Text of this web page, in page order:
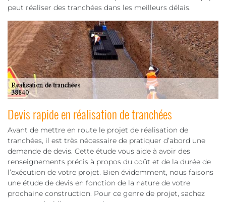
peut réaliser des tranchées dans les meilleurs délais.
Devis rapide en réalisation de tranchées
Avant de mettre en route le projet de réalisation de
tranchées, il est très nécessaire de pratiquer d’abord une
demande de devis. Cette étude vous aide à avoir des
renseignements précis à propos du coût et de la durée de
l’exécution de votre projet. Bien évidemment, nous faisons
une étude de devis en fonction de la nature de votre
prochaine construction. Pour ce genre de projet, sachez